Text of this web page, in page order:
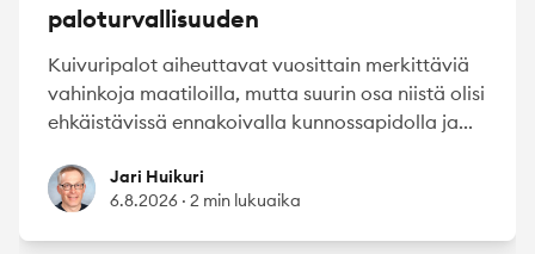
paloturvallisuuden
Kuivuripalot aiheuttavat vuosittain merkittäviä
vahinkoja maatiloilla, mutta suurin osa niistä olisi
ehkäistävissä ennakoivalla kunnossapidolla ja...
Jari HuikuriJari Huikuri
6.8.2026 · 2 min lukuaika